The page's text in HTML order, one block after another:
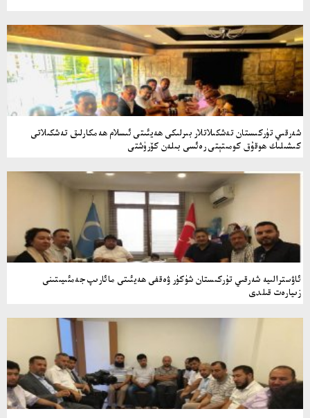
شەرقىي تۈركىستان تەشكىلاتلار بىرلىكى ھەيئىتى ئىسلام ھەمكارلىق تەشكىلاتى
كىشىلىك ھوقۇق كومىتېتى رەئسى بىلەن كۆرۈشتى
ئاۋسترالىيە شەرقىي تۈركىستان شۈكۈر ۋەقفى ھەيئىتى مائارىپ جەمئىيىتىنى
زىيارەت قىلدى